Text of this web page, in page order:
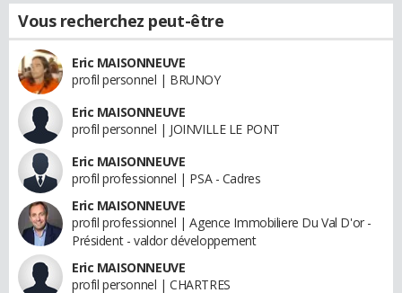
Vous recherchez peut-être
Eric MAISONNEUVE
profil personnel | BRUNOY
Eric MAISONNEUVE
profil personnel | JOINVILLE LE PONT
Eric MAISONNEUVE
profil professionnel | PSA - Cadres
Eric MAISONNEUVE
profil professionnel | Agence Immobiliere Du Val D'or -
Président - valdor développement
Eric MAISONNEUVE
profil personnel | CHARTRES